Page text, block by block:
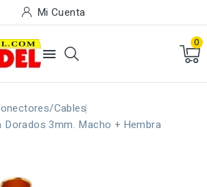
Mi Cuenta

0
Cables
Dorados 3mm. Macho + Hembra